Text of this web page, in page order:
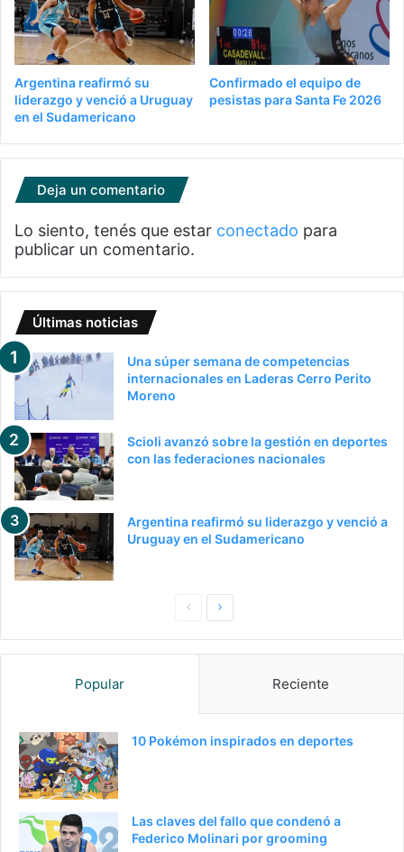
Argentina reafirmó su
liderazgo y venció a Uruguay
en el Sudamericano
Confirmado el equipo de
pesistas para Santa Fe 2026
Deja un comentario
Lo siento, tenés que estar conectado para
publicar un comentario.
Últimas noticias
Una súper semana de competencias
internacionales en Laderas Cerro Perito
Moreno
Scioli avanzó sobre la gestión en deportes
con las federaciones nacionales
Argentina reafirmó su liderazgo y venció a
Uruguay en el Sudamericano
g
e
g
p
Popular Reciente
10 Pokémon inspirados en deportes
Las claves del fallo que condenó a
Federico Molinari por grooming